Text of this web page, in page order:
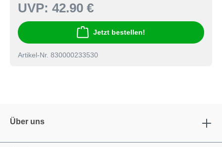
UVP: 42.90 €
Jetzt bestellen!
Artikel-Nr. 830000233530
Über uns